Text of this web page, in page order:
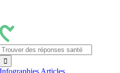
contenu
Infographies Articles